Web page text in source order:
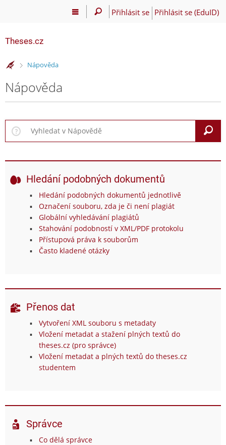
Přihlásit se Přihlásit se (EduID)
Theses.cz
>Nápověda
Nápověda
Hledání podobných dokumentů
Hledání podobných dokumentů jednotlivě
Označení souboru, zda je či není plagiát
Globální vyhledávání plagiátů
Stahování podobností v XML/PDF protokolu
Přístupová práva k souborům
Často kladené otázky
Přenos dat
Vytvoření XML souboru s metadaty
Vložení metadat a stažení plných textů do
theses.cz (pro správce)
Vložení metadat a plných textů do theses.cz
studentem
Správce
Co dělá správce